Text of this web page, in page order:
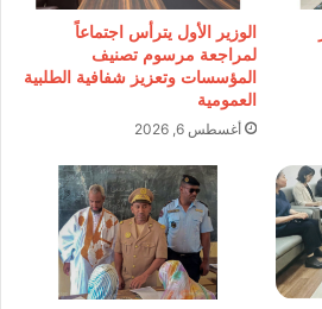
الوزير الأول يترأس اجتماعاً
لمراجعة مرسوم تصنيف
المؤسسات وتعزيز شفافية الطلبية
العمومية
أغسطس 6, 2026